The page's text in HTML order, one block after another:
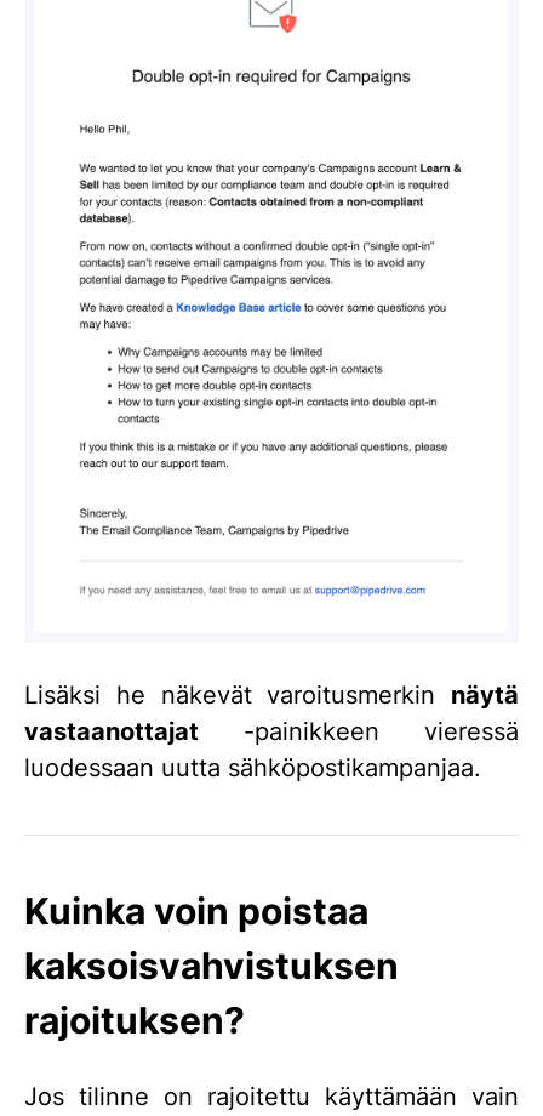
Lisäksi he näkevät varoitusmerkin näytä
vastaanottajat -painikkeen vieressä
luodessaan uutta sähköpostikampanjaa.
Kuinka voin poistaa
kaksoisvahvistuksen
rajoituksen?
Jos tilinne on rajoitettu käyttämään vain